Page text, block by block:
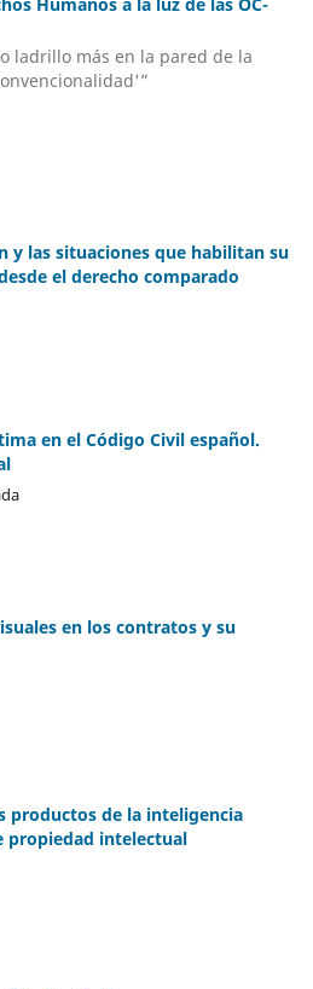
ladrillo más en la pared de la
y las situaciones que habilitan su
el derecho comparado
en el Código Civil español.
en los contratos y su
productos de la inteligencia
propiedad intelectual